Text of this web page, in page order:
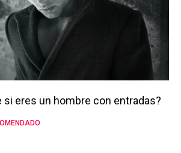
si eres un hombre con entradas?